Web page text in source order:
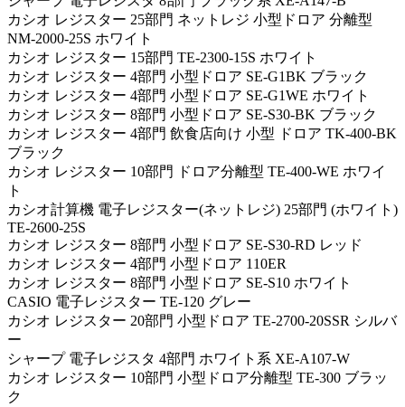
カシオ レジスター 25部門 ネットレジ 小型ドロア 分離型
NM-2000-25S ホワイト
カシオ レジスター 15部門 TE-2300-15S ホワイト
カシオ レジスター 4部門 小型ドロア SE-G1BK ブラック
カシオ レジスター 4部門 小型ドロア SE-G1WE ホワイト
カシオ レジスター 8部門 小型ドロア SE-S30-BK ブラック
カシオ レジスター 4部門 飲食店向け 小型 ドロア TK-400-BK
ブラック
カシオ レジスター 10部門 ドロア分離型 TE-400-WE ホワイ
ト
カシオ計算機 電子レジスター(ネットレジ) 25部門 (ホワイト)
TE-2600-25S
カシオ レジスター 8部門 小型ドロア SE-S30-RD レッド
カシオ レジスター 4部門 小型ドロア 110ER
カシオ レジスター 8部門 小型ドロア SE-S10 ホワイト
CASIO 電子レジスター TE-120 グレー
カシオ レジスター 20部門 小型ドロア TE-2700-20SSR シルバ
ー
シャープ 電子レジスタ 4部門 ホワイト系 XE-A107-W
カシオ レジスター 10部門 小型ドロア分離型 TE-300 ブラッ
ク